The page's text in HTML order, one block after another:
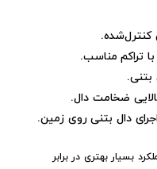
کنترل‌شده.
تراکم مناسب.
ضخامت دال.
دال بتنی روی زمین.
بسیار بهتری در برابر